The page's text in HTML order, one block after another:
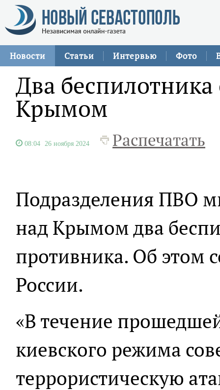
Новости Статьи Интервью Фото
Два
Крымом
08:04 26 ноября 2024 Распечатать
Подразделения ПВО
над Крымом два
противника. Об
России.
«В течение
киевского режима
террористическую